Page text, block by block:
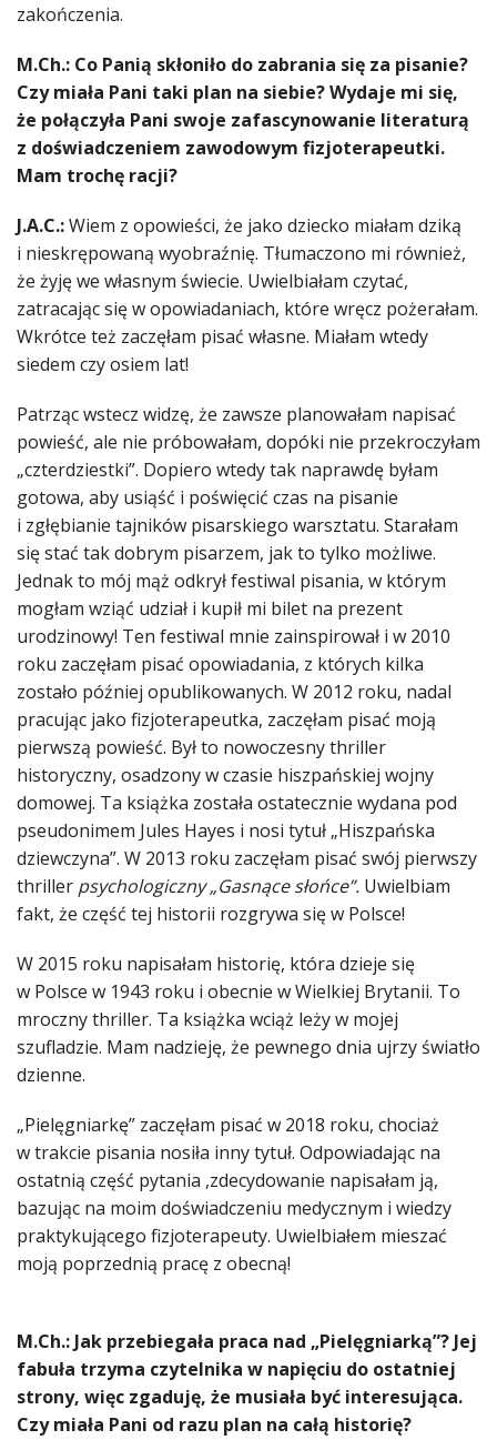
zakończenia.
M.Ch.: Co Panią skłoniło do zabrania się za pisanie?
Czy miała Pani taki plan na siebie? Wydaje mi się,
że połączyła Pani swoje zafascynowanie literaturą
z doświadczeniem zawodowym fizjoterapeutki.
Mam trochę racji?
J.A.C.:Wiem z opowieści, że jako dziecko miałam dziką
i nieskrępowaną wyobraźnię. Tłumaczono mi również,
że żyję we własnym świecie. Uwielbiałam czytać,
zatracając się w opowiadaniach, które wręcz pożerałam.
Wkrótce też zaczęłam pisać własne. Miałam wtedy
siedem czy osiem lat!
Patrząc wstecz widzę, że zawsze planowałam napisać
powieść, ale nie próbowałam, dopóki nie przekroczyłam
„czterdziestki”. Dopiero wtedy tak naprawdę byłam
gotowa, aby usiąść i poświęcić czas na pisanie
i zgłębianie tajników pisarskiego warsztatu. Starałam
się stać tak dobrym pisarzem, jak to tylko możliwe.
Jednak to mój mąż odkrył festiwal pisania, w którym
mogłam wziąć udział i kupił mi bilet na prezent
urodzinowy! Ten festiwal mnie zainspirował i w 2010
roku zaczęłam pisać opowiadania, z których kilka
zostało później opublikowanych. W 2012 roku, nadal
pracując jako fizjoterapeutka, zaczęłam pisać moją
pierwszą powieść. Był to nowoczesny thriller
historyczny, osadzony w czasie hiszpańskiej wojny
domowej. Ta książka została ostatecznie wydana pod
pseudonimem Jules Hayes i nosi tytuł „Hiszpańska
dziewczyna”. W 2013 roku zaczęłam pisać swój pierwszy
thriller psychologiczny „Gasnące słońce”. Uwielbiam
fakt, że część tej historii rozgrywa się w Polsce!
W 2015 roku napisałam historię, która dzieje się
w Polsce w 1943 roku i obecnie w Wielkiej Brytanii. To
mroczny thriller. Ta książka wciąż leży w mojej
szufladzie. Mam nadzieję, że pewnego dnia ujrzy światło
dzienne.
„Pielęgniarkę” zaczęłam pisać w 2018 roku, chociaż
w trakcie pisania nosiła inny tytuł. Odpowiadając na
ostatnią część pytania ,zdecydowanie napisałam ją,
bazując na moim doświadczeniu medycznym i wiedzy
praktykującego fizjoterapeuty. Uwielbiałem mieszać
moją poprzednią pracę z obecną!
M.Ch.: Jak przebiegała praca nad „Pielęgniarką”? Jej
fabuła trzyma czytelnika w napięciu do ostatniej
strony, więc zgaduję, że musiała być interesująca.
Czy miała Pani od razu plan na całą historię?